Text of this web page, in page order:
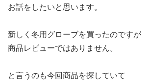
お話をしたいと思います。
新しく冬用グローブを買ったのですが
商品レビューではありません。
と言うのも今回商品を探していて